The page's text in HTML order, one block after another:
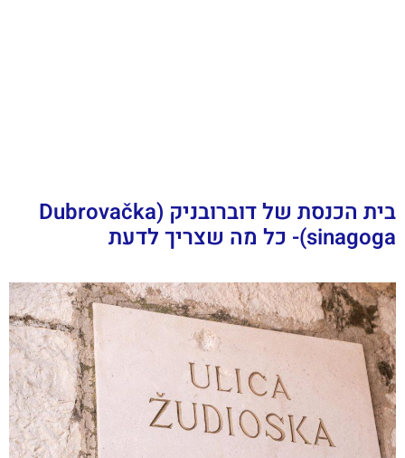
בית הכנסת של דוברובניק (Dubrovačka
sinagoga)- כל מה שצריך לדעת